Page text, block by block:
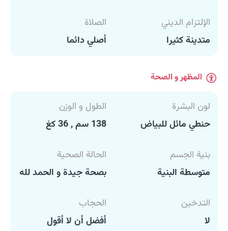
الإلتزام الديني
متدينة كثيرا
الصلاة
أصلي دائما
المظهر و الصحة
لون البشرة
حنطي مائل للبياض
الطول و الوزن
138 سم , 36 كغ
بنية الجسم
متوسطة البنية
الحالة الصحية
بصحة جيدة و الحمد لله
التدخين
لا
الحجاب
أفضل أن لا أقول